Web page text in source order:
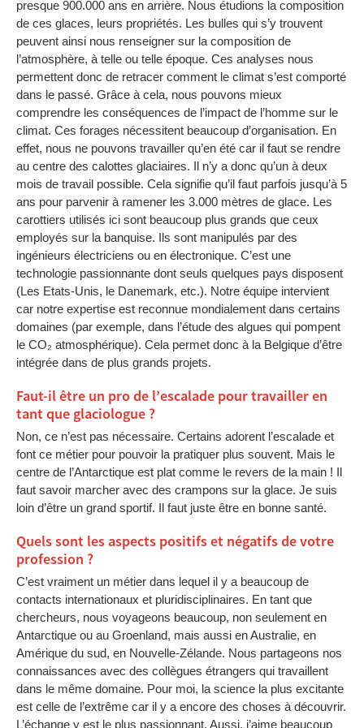
presque 900.000 ans en arrière. Nous étudions la composition
de ces glaces, leurs propriétés. Les bulles qui s’y trouvent
peuvent ainsi nous renseigner sur la composition de
l’atmosphère, à telle ou telle époque. Ces analyses nous
permettent donc de retracer comment le climat s’est comporté
dans le passé. Grâce à cela, nous pouvons mieux
comprendre les conséquences de l’impact de l’homme sur le
climat. Ces forages nécessitent beaucoup d’organisation. En
effet, nous ne pouvons travailler qu’en été car il faut se rendre
au centre des calottes glaciaires. Il n’y a donc qu’un à deux
mois de travail possible. Cela signifie qu’il faut parfois jusqu’à 5
ans pour parvenir à ramener les 3.000 mètres de glace. Les
carottiers utilisés ici sont beaucoup plus grands que ceux
employés sur la banquise. Ils sont manipulés par des
ingénieurs électriciens ou en électronique. C’est une
technologie passionnante dont seuls quelques pays disposent
(Les Etats-Unis, le Danemark, etc.). Notre équipe intervient
car notre expertise est reconnue mondialement dans certains
domaines (par exemple, dans l’étude des algues qui pompent
le CO₂ atmosphérique). Cela permet donc à la Belgique d’être
intégrée dans de plus grands projets.
Faut-il être un pro de l’escalade pour travailler en
tant que glaciologue ?
Non, ce n’est pas nécessaire. Certains adorent l’escalade et
font ce métier pour pouvoir la pratiquer plus souvent. Mais le
centre de l’Antarctique est plat comme le revers de la main ! Il
faut savoir marcher avec des crampons sur la glace. Je suis
loin d’être un grand sportif. Il faut juste être en bonne santé.
Quels sont les aspects positifs et négatifs de votre
profession ?
C’est vraiment un métier dans lequel il y a beaucoup de
contacts internationaux et pluridisciplinaires. En tant que
chercheurs, nous voyageons beaucoup, non seulement en
Antarctique ou au Groenland, mais aussi en Australie, en
Amérique du sud, en Nouvelle-Zélande. Nous partageons nos
connaissances avec des collègues étrangers qui travaillent
dans le même domaine. Pour moi, la science la plus excitante
est celle de l’extrême car il y a encore des choses à découvrir.
L’échange y est le plus passionnant. Aussi, j’aime beaucoup